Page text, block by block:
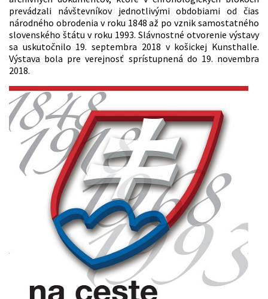
prevádzali návštevníkov jednotlivými obdobiami od čias
národného obrodenia v roku 1848 až po vznik samostatného
slovenského štátu v roku 1993. Slávnostné otvorenie výstavy
sa uskutočnilo 19. septembra 2018 v košickej Kunsthalle.
Výstava bola pre verejnosť sprístupnená do 19. novembra
2018.